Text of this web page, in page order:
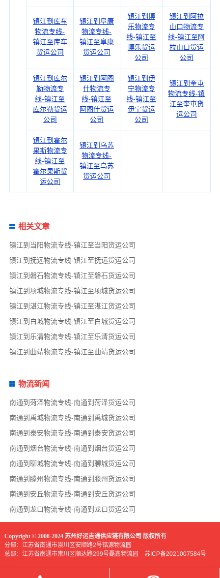
镇江到库车
物流专线-
镇江至库车
货运公司
镇江到阜康
物流专线-
镇江至阜康
货运公司
镇江到博
乐物流专
线-镇江至
博乐货运
公司
镇江到阿拉
山口物流专
线-镇江至阿
拉山口货运
公司
镇江到库尔
勒物流专
线-镇江至
库尔勒货运
公司
镇江到阿图
什物流专
线-镇江至
阿图什货运
公司
镇江到伊
宁物流专
线-镇江至
伊宁货运
公司
镇江到奎屯
物流专线-镇
江至奎屯货
运公司
镇江到霍尔
果斯物流专
线-镇江至
霍尔果斯货
运公司
镇江到乌苏
物流专线-
镇江至乌苏
货运公司
相关文章
镇江到当阳物流专线-镇江至当阳货运公司
镇江到抚远物流专线-镇江至抚远货运公司
镇江到磐石物流专线-镇江至磐石货运公司
镇江到项城物流专线-镇江至项城货运公司
镇江到湛江物流专线-镇江至湛江货运公司
镇江到白城物流专线-镇江至白城货运公司
镇江到乐清物流专线-镇江至乐清货运公司
镇江到曲靖物流专线-镇江至曲靖货运公司
物流新闻
南通到菏泽物流专线-南通到菏泽货运公司
南通到禹城物流专线-南通到禹城货运公司
南通到泰安物流专线-南通到泰安货运公司
南通到烟台物流专线-南通到烟台货运公司
南通到聊城物流专线-南通到聊城货运公司
南通到滕州物流专线-南通到滕州货运公司
南通到安丘物流专线-南通到安丘货运公司
南通到龙口物流专线-南通到龙口货运公司
Copyright © 2008-2024 苏州好运吉通供应链有限公司 版权所有
分部：江苏省南通市崇川区安顺路2号铭源物流园
总部：江苏省南通市崇川区顺达路299号磊鑫物流园 苏ICP备2021007584号